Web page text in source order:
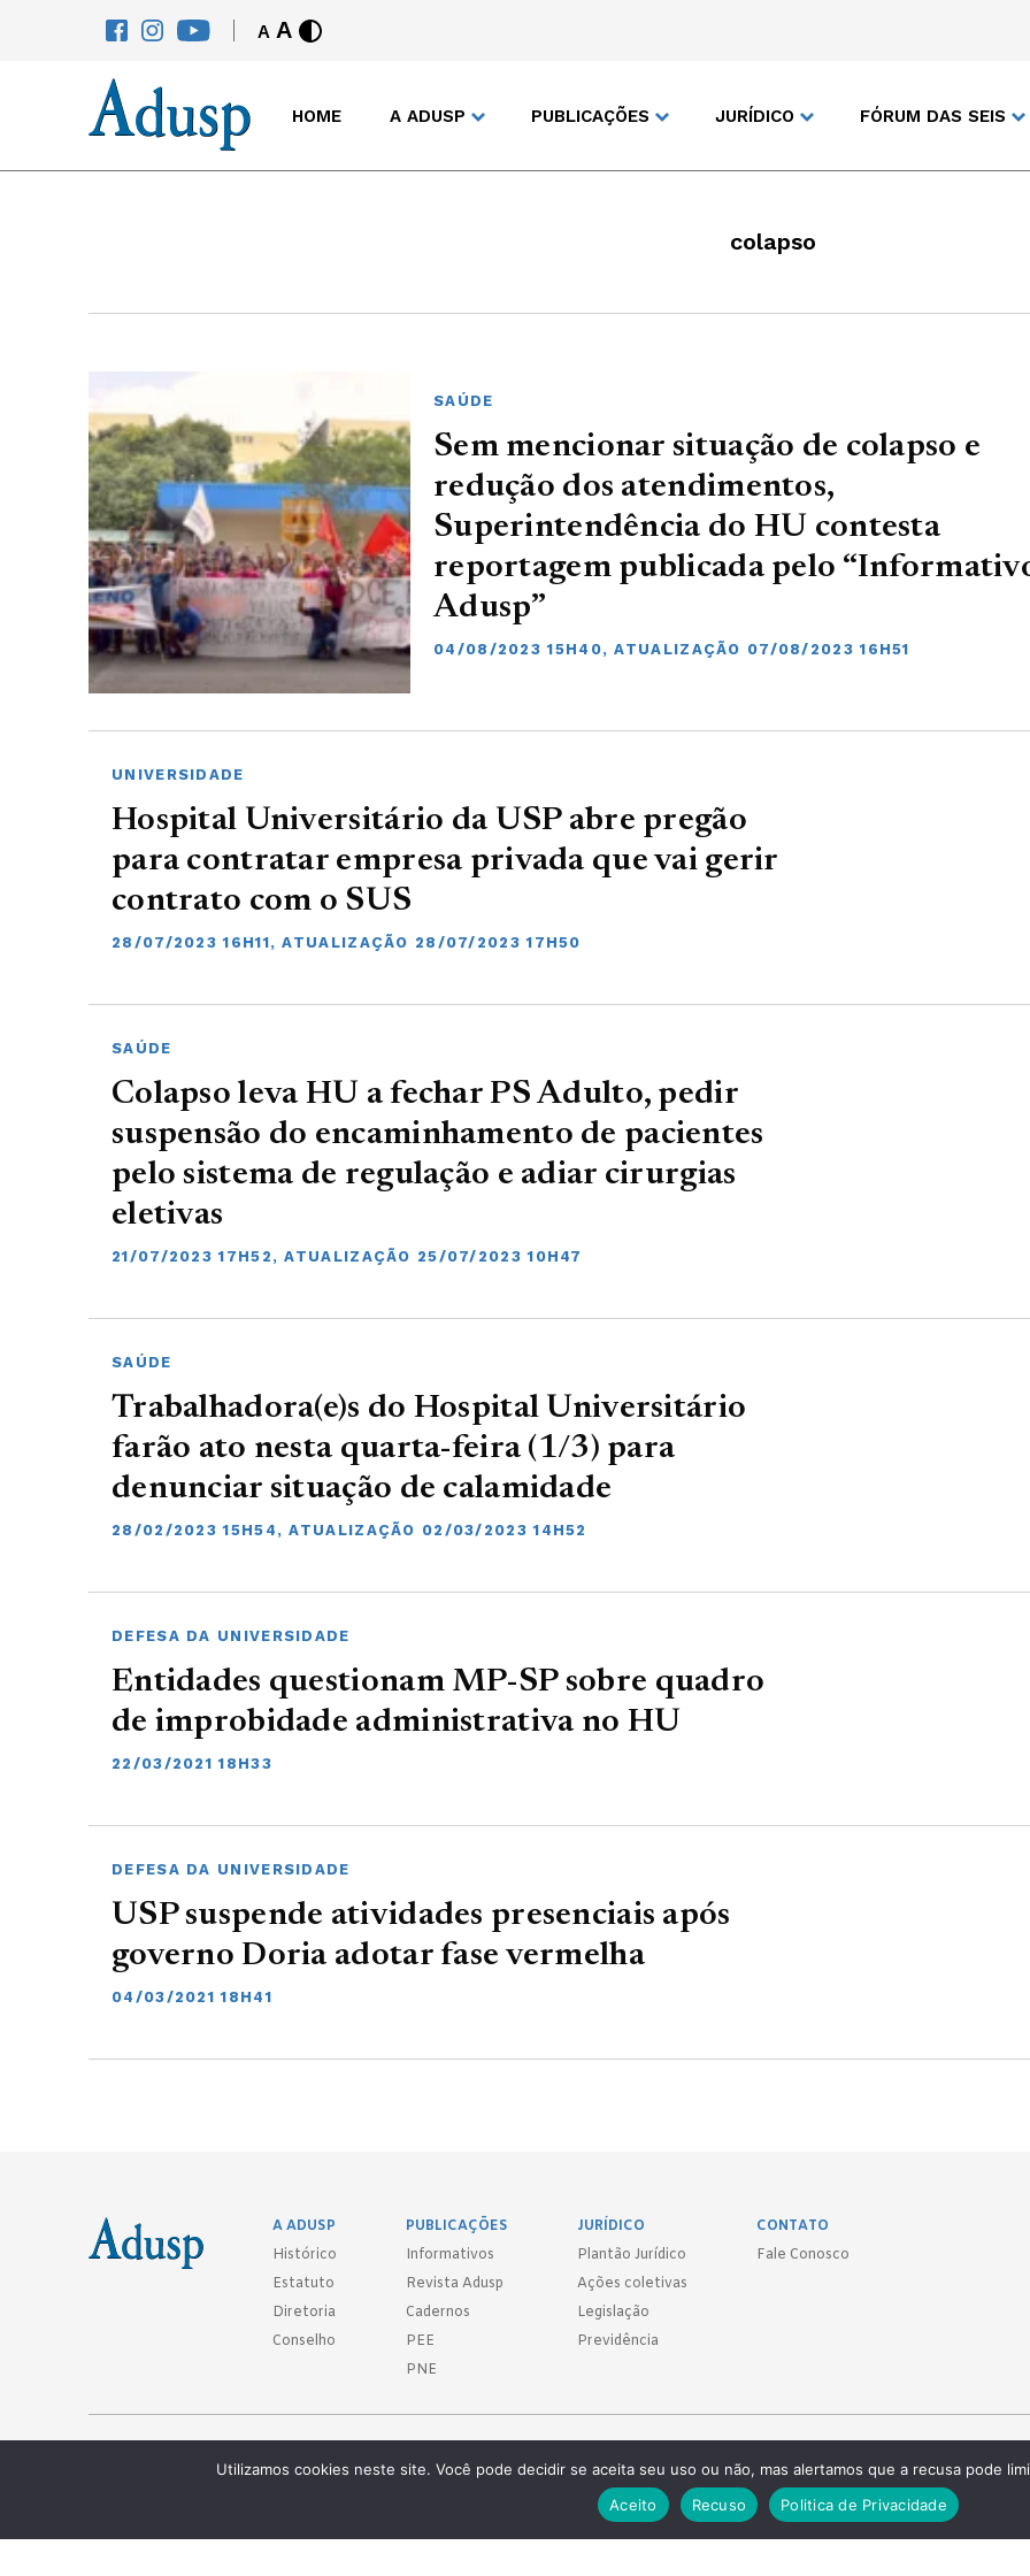
A A
HOME A ADUSP PUBLICAÇÕES JURÍDICO FÓRUM DAS SEIS
colapso
SAÚDE
Sem mencionar situação de colapso e
redução dos atendimentos,
Superintendência do HU contesta
reportagem publicada pelo
Adusp”
04/08/2023 15H40, ATUALIZAÇÃO 07/08/2023 16H51
UNIVERSIDADE
Hospital Universitário da USP abre pregão
para contratar empresa privada que vai gerir
contrato com o SUS
28/07/2023 16H11, ATUALIZAÇÃO 28/07/2023 17H50
SAÚDE
Colapso leva HU a fechar PS Adulto, pedir
suspensão do encaminhamento de pacientes
pelo sistema de regulação e adiar cirurgias
eletivas
21/07/2023 17H52, ATUALIZAÇÃO 25/07/2023 10H47
SAÚDE
Trabalhadora(e)s do Hospital Universitário
farão ato nesta quarta-feira (1/3) para
denunciar situação de calamidade
28/02/2023 15H54, ATUALIZAÇÃO 02/03/2023 14H52
DEFESA DA UNIVERSIDADE
Entidades questionam MP-SP sobre quadro
de improbidade administrativa no HU
22/03/2021 18H33
DEFESA DA UNIVERSIDADE
USP suspende atividades presenciais após
governo Doria adotar fase vermelha
04/03/2021 18H41
A ADUSP
Histórico
Estatuto
Diretoria
Conselho
PUBLICAÇÕES
Informativos
Revista Adusp
Cadernos
PEE
PNE
JURÍDICO
Plantão Jurídico
Ações coletivas
Legislação
Previdência
CONTATO
Fale Conosco
Av. Prof. Almeida Prado, 1366 - São Paulo, SP - CEP 05508-070
Telefones: (11) 3091-4465 / 66 ● (11) 3813-5573 ● (11) 3815-9245 ● (11) 3814-1715 ● (11) 3032-5950
Utilizamos cookies neste site. Você pode decidir se aceita seu uso ou não, mas alertamos que a recusa pode
Aceito
Recuso Politica de Privacidade